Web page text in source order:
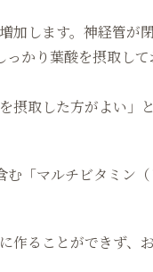
加します。神経管が
かり葉酸を摂取し
摂取した方がよい」
「マルチビタミン
作ることができず、